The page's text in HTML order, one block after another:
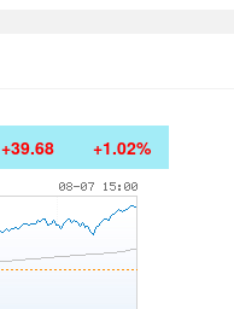
+39.68 +1.02%